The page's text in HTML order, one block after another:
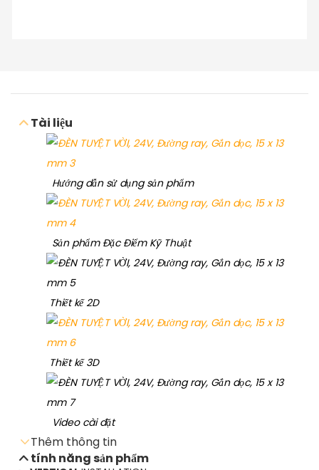
Tài liệu
Hướng dẫn sử dụng sản phẩm
Sản phẩm Đặc Điểm Kỹ Thuật
Thiết kế 2D
Thiết kế 3D
Video cài đặt
Thêm thông tin
tính năng sản phẩm